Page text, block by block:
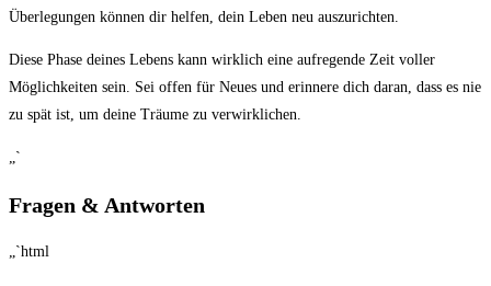
Überlegungen können dir helfen, dein Leben⁢ neu⁣ auszurichten.
Diese Phase⁣ deines Lebens kann wirklich eine ​aufregende Zeit⁢ voller
Möglichkeiten sein. Sei offen für Neues und erinnere‍ dich daran, dass es nie
‍zu spät ‌ist, um deine Träume zu ⁣verwirklichen.
„`
Fragen‍ & Antworten
„`html